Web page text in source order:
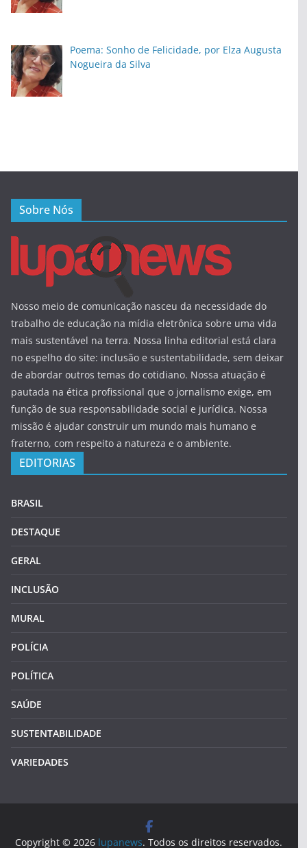
Poema: Sonho de Felicidade, por Elza Augusta
Nogueira da Silva
Sobre Nós
Nosso meio de comunicação nasceu da necessidade do
trabalho de educação na mídia eletrônica sobre uma vida
mais sustentável na terra. Nossa linha editorial está clara
no espelho do site: inclusão e sustentabilidade, sem deixar
de abordar outros temas do cotidiano. Nossa atuação é
pautada na ética profissional que o jornalismo exige, em
função de sua responsabilidade social e jurídica. Nossa
missão é ajudar construir um mundo mais humano e
fraterno, com respeito a natureza e o ambiente.
EDITORIAS
BRASIL
DESTAQUE
GERAL
INCLUSÃO
MURAL
POLÍCIA
POLÍTICA
SAÚDE
SUSTENTABILIDADE
VARIEDADES
Copyright © 2026 lupanews. Todos os direitos reservados.